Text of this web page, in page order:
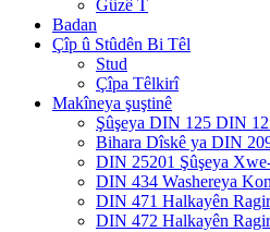
Gûzê T
Badan
Çîp û Stûdên Bi Têl
Stud
Çîpa Têlkirî
Makîneya şuştinê
Şûşeya DIN 125 DIN
Bihara Dîskê ya DIN
DIN 25201 Şûşeya
DIN 434 Washereya
DIN 471 Halkayên
DIN 472 Halkayên